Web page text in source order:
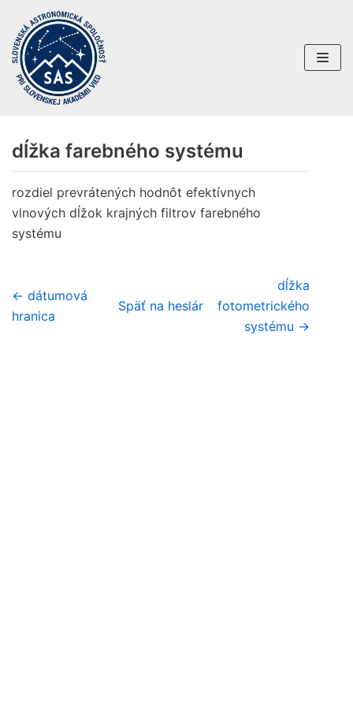
Preskočiť
na
obsah
dĺžka farebného systému
rozdiel prevrátených hodnôt efektívnych
vlnových dĺžok krajných filtrov farebného
systému
← dátumová
hranica
Späť na heslár
dĺžka
fotometrického
systému →